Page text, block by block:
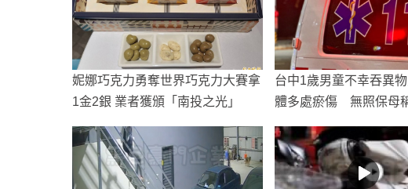
妮娜巧克力勇奪世界巧克力大賽拿
1金2銀 業者獲頒「南投之光」
台中1歲男童不幸吞異
體多處瘀傷 無照保母